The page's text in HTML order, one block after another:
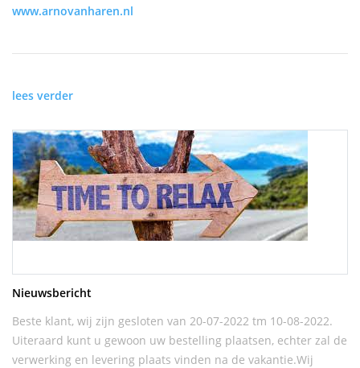
www.arnovanharen.nl
lees verder
Nieuwsbericht
Beste klant, wij zijn gesloten van 20-07-2022 tm 10-08-2022.
Uiteraard kunt u gewoon uw bestelling plaatsen, echter zal de
verwerking en levering plaats vinden na de vakantie.Wij